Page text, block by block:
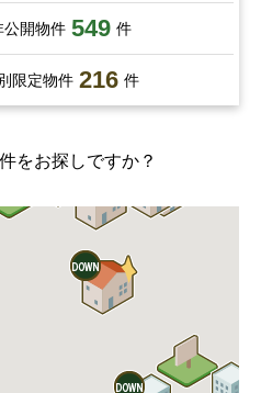
公開物件 549 件
限定物件 216 件
をお探しですか？